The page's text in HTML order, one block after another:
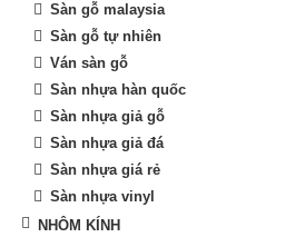
Sàn gỗ malaysia
Sàn gỗ tự nhiên
Ván sàn gỗ
Sàn nhựa hàn quốc
Sàn nhựa giả gỗ
Sàn nhựa giả đá
Sàn nhựa giá rẻ
Sàn nhựa vinyl
NHÔM KÍNH